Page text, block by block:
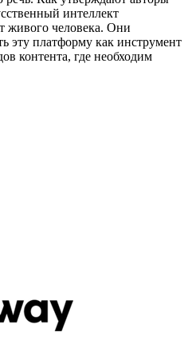
интеллект
живого человека. Они
эту платформу как инструмент
контента, где необходим